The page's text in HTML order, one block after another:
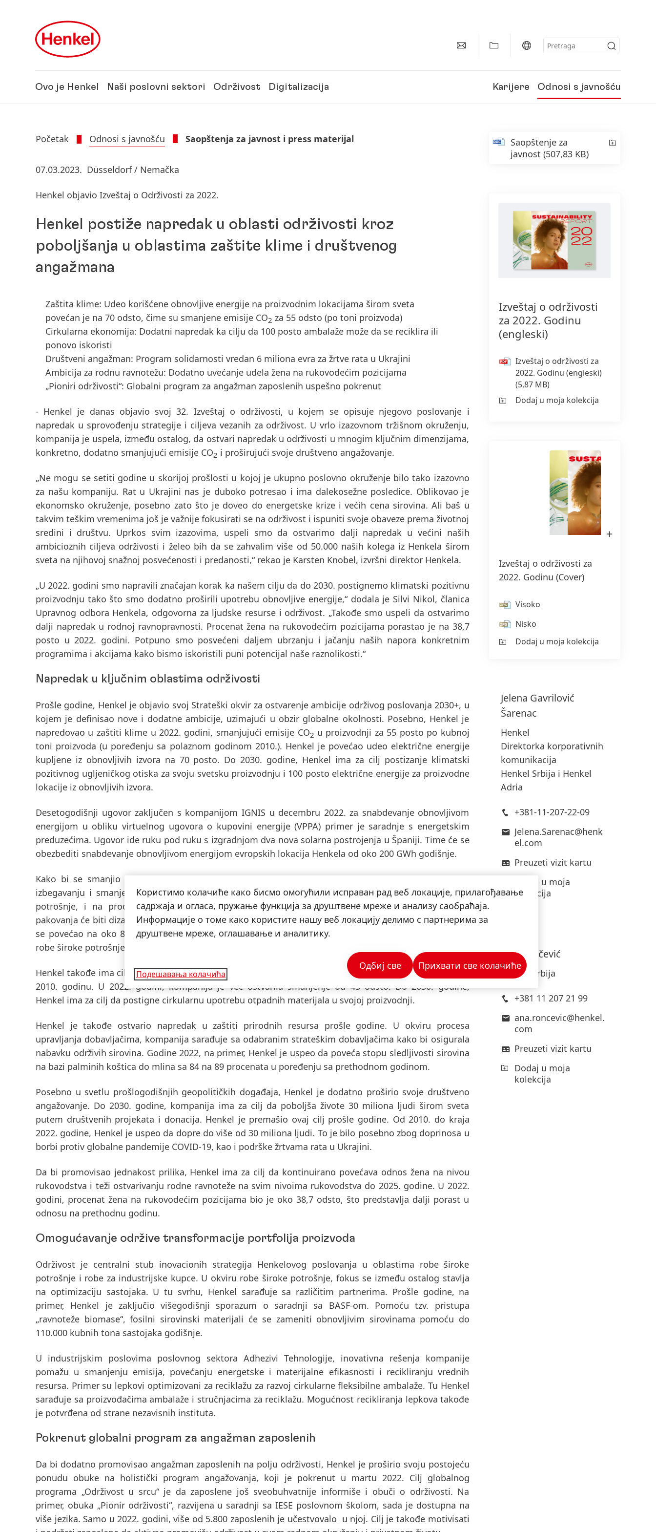
Ovo je Henkel
150 godina kompanije Henkel
kompaniji Henkel pretvaramo
promene u prilike, podstičemo
inovacije, održivost i odgovornost
budućnost. Zajedno.
Naši poslovni sektori Održivost Digitalizacija Karijere Odnosi s javnošću
Početak Odnosi s javnošću Saopštenja za javnost i press materijal
07.03.2023. Düsseldorf / Nemačka
Henkel objavio Izveštaj o Održivosti za 2022.
Henkel postiže napredak u oblasti održivosti kroz
poboljšanja u oblastima zaštite klime i društvenog
angažmana
Zaštita klime: Udeo korišćene obnovljive energije na proizvodnim lokacijama širom sveta
povećan je na 70 odsto, čime su smanjene emisije CO2 za 55 odsto (po toni proizvoda)
Cirkularna ekonomija: Dodatni napredak ka cilju da 100 posto ambalaže može da se reciklira ili
ponovo iskoristi
Društveni angažman: Program solidarnosti vredan 6 miliona evra za žrtve rata u Ukrajini
Ambicija za rodnu ravnotežu: Dodatno uvećanje udela žena na rukovodećim pozicijama
„Pioniri održivosti“: Globalni program za angažman zaposlenih uspešno pokrenut
- Henkel je danas objavio svoj 32. Izveštaj o održivosti, u kojem se opisuje njegovo poslovanje i
napredak u sprovođenju strategije i ciljeva vezanih za održivost. U vrlo izazovnom tržišnom okruženju,
kompanija je uspela, između ostalog, da ostvari napredak u održivosti u mnogim ključnim dimenzijama,
konkretno, dodatno smanjujući emisije CO2 i proširujući svoje društveno angažovanje.
„Ne mogu se setiti godine u skorijoj prošlosti u kojoj je ukupno poslovno okruženje bilo tako izazovno
za našu kompaniju. Rat u Ukrajini nas je duboko potresao i ima dalekosežne posledice. Oblikovao je
ekonomsko okruženje, posebno zato što je doveo do energetske krize i većih cena sirovina. Ali baš u
takvim teškim vremenima još je važnije fokusirati se na održivost i ispuniti svoje obaveze prema životnoj
sredini i društvu. Uprkos svim izazovima, uspeli smo da ostvarimo dalji napredak u većini naših
ambicioznih ciljeva održivosti i želeo bih da se zahvalim više od 50.000 naših kolega iz Henkela širom
sveta na njihovoj snažnoj posvećenosti i predanosti,“ rekao je Karsten Knobel, izvršni direktor Henkela.
„U 2022. godini smo napravili značajan korak ka našem cilju da do 2030. postignemo klimatski pozitivnu
proizvodnju tako što smo dodatno proširili upotrebu obnovljive energije,“ dodala je Silvi Nikol, članica
Upravnog odbora Henkela, odgovorna za ljudske resurse i održivost. „Takođe smo uspeli da ostvarimo
dalji napredak u rodnoj ravnopravnosti. Procenat žena na rukovodećim pozicijama porastao je na 38,7
posto u 2022. godini. Potpuno smo posvećeni daljem ubrzanju i jačanju naših napora konkretnim
programima i akcijama kako bismo iskoristili puni potencijal naše raznolikosti.“
Napredak u ključnim oblastima održivosti
Prošle godine, Henkel je objavio svoj Strateški okvir za ostvarenje ambicije održivog poslovanja 2030+, u
kojem je definisao nove i dodatne ambicije, uzimajući u obzir globalne okolnosti. Posebno, Henkel je
napredovao u zaštiti klime u 2022. godini, smanjujući emisije CO2 u proizvodnji za 55 posto po kubnoj
toni proizvoda (u poređenju sa polaznom godinom 2010.). Henkel je povećao udeo električne energije
kupljene iz obnovljivih izvora na 70 posto. Do 2030. godine, Henkel ima za cilj postizanje klimatski
pozitivnog ugljeničkog otiska za svoju svetsku proizvodnju i 100 posto električne energije za proizvodne
lokacije iz obnovljivih izvora.
Desetogodišnji ugovor zaključen s kompanijom IGNIS u decembru 2022. za snabdevanje obnovljivom
energijom u obliku virtuelnog ugovora o kupovini energije(VPPA) primer je saradnje s energetskim
preduzećima. Ugovor ide ruku pod ruku s izgradnjom dva nova solarna postrojenja u Španiji. Time će se
obezbediti snabdevanje obnovljivom energijom evropskih lokacija Henkela od oko 200 GWh godišnje.
Kako bi se smanjio otpad i njegov negativni uticaj na životnu sredinu, Henkel neprestano radi na
izbegavanju i smanjenju upotrebe materijala za pakovanje, posebno za svoje proizvode robe široke
potrošnje, i na produžavanju ekonomskog ciklusa što je duže moguće.Do 2025. godine, 100%
pakovanja će biti dizajnirano za recikliranje i ponovnu upotrebu*. U 2022. godini, udeo takvih pakovanja
se povećao na oko 87 odsto. Henkel takođe želi da poveća udeo recikliranog plastike u pakovanjima
robe široke potrošnje. U 2022. godini, taj udeo je bio oko 16%.
Henkel takođe ima cilj da do 2025. godine smanji
za 50% po toni proizvoda u odnosu na
2010. godinu. U 2022. godini, kompanija je već ostvarilasmanjenje od 43 odsto. Do 2030. godine,
Henkel ima za cilj da postigne cirkularnu upotrebu otpadnih materijala u svojoj proizvodnji.
Henkel je takođe ostvario napredak u zaštiti prirodnih resursa prošle godine. U okviru procesa
upravljanja dobavljačima, kompanija sarađuje sa odabranim strateškim dobavljačima kako bi osigurala
nabavku održivih sirovina. Godine 2022, na primer, Henkel je uspeo da poveća stopu sledljivosti sirovina
na bazi palminih koštica do mlina sa 84 na 89 procenata u poređenju sa prethodnom godinom.
Posebno u svetlu prošlogodišnjih geopolitičkih događaja, Henkel je dodatno proširio svoje društveno
angažovanje. Do 2030. godine, kompanija ima za cilj da poboljša živote 30 miliona ljudi širom sveta
putem društvenih projekata i donacija. Henkel je premašio ovaj cilj prošle godine. Od 2010. do kraja
2022. godine, Henkel je uspeo da dopre do više od 30 miliona ljudi. To je bilo posebno zbog doprinosa u
borbi protiv globalne pandemije COVID-19, kao i podrške žrtvama rata u Ukrajini.
Da bi promovisao jednakost prilika, Henkel ima za cilj da kontinuirano povećava odnos žena na nivou
rukovodstva i teži ostvarivanju rodne ravnoteže na svim nivoima rukovodstva do 2025. godine. U 2022.
godini, procenat žena na rukovodećim pozicijama bio je oko 38,7 odsto, što predstavlja dalji porast u
odnosu na prethodnu godinu.
Omogućavanje održive transformacije portfolija proizvoda
Održivost je centralni stub inovacionih strategija Henkelovog poslovanja u oblastima robe široke
potrošnje i robe za industrijske kupce. U okviru robe široke potrošnje, fokus se između ostalog stavlja
na optimizaciju sastojaka. U tu svrhu, Henkel sarađuje sa različitim partnerima. Prošle godine, na
primer, Henkel je zaključio višegodišnji sporazum o saradnji sa BASF-om. Pomoću tzv. pristupa
„ravnoteže biomase“, fosilni sirovinski materijali će se zameniti obnovljivim sirovinama pomoću do
110.000 kubnih tona sastojaka godišnje.
U industrijskim poslovima poslovnog sektora Adhezivi Tehnologije, inovativna rešenja kompanije
pomažu u smanjenju emisija, povećanju energetske i materijalne efikasnosti i recikliranju vrednih
resursa. Primer su lepkovi optimizovani za reciklažu za razvoj cirkularne fleksibilne ambalaže. Tu Henkel
sarađuje sa proizvođačima ambalaže i stručnjacima za reciklažu. Mogućnost recikliranja lepkova takođe
je potvrđena od strane nezavisnih instituta.
Pokrenut globalni program za angažman zaposlenih
Da bi dodatno promovisao angažman zaposlenih na polju održivosti, Henkel je proširio svoju postojeću
ponudu obuke na holistički program angažovanja, koji je pokrenut u martu 2022. Cilj globalnog
programa „Održivost u srcu“ je da zaposlene još sveobuhvatnije informiše i obuči o održivosti. Na
primer, obuka „Pionir održivosti“, razvijena u saradnji sa IESE poslovnom školom, sada je dostupna na
više jezika. Samo u 2022. godini, više od 5.800 zaposlenih je učestvovalo u njoj. Cilj je takođe motivisati
Saopštenje za
javnost (507,83 KB)
Izveštaj o održivosti
za 2022. Godinu
(engleski)
Izveštaj o održivosti za
2022. Godinu (engleski)
(5,87 MB)
Dodaj u moja kolekcija
sliku
Izveštaj o održivosti za
2022. Godinu (Cover)
Visoko
Nisko
Dodaj u moja kolekcija
Jelena Gavrilović
Šarenac
Henkel
Direktorka korporativnih
komunikacija
​Henkel Srbija i Henkel
Adria
+381-11-207-22-09
Jelena.Sarenac@henk
el.com
Preuzeti vizit kartu
Dodaj u moja
kolekcija
AnaRončević
​Henkel Srbija
+381 11 207 21 99
ana.roncevic@henkel.
com
Preuzeti vizit kartu
Dodaj u moja
kolekcija
Користимо колачиће како бисмо омогућили исправан рад веб локације, прилагођавање
садржаја и огласа, пружање функција за друштвене мреже и анализу саобраћаја.
Информације о томе како користите нашу веб локацију делимо с партнерима за
друштвене мреже, оглашавање и аналитику.
Подешавања колачића
Одбиј све Прихвати све колачиће